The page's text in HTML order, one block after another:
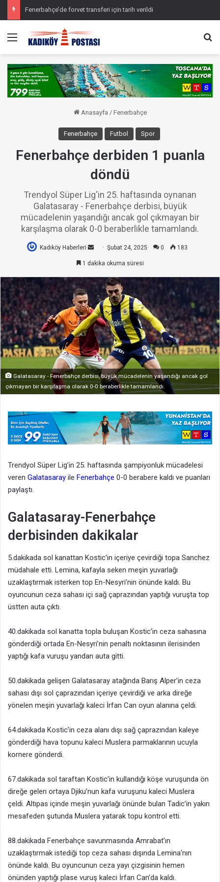
Fenerbahçe’de forvet transferi için tarih verildi
Menü
Anasayfa / Fenerbahçe
Fenerbahçe Futbol Spor
Fenerbahçe derbiden 1 puanla
döndü
Trendyol Süper Lig'in 25. haftasında oynanan
Galatasaray - Fenerbahçe derbisi, büyük
mücadelenin yaşandığı ancak gol çıkmayan bir
karşılaşma olarak 0-0 beraberlikle tamamlandı.
Kadıköy Haberleri
Bir
e-
göndermek
Şubat 24, 2025 0 183
1 dakika okuma süresi
Galatasaray - Fenerbahçe derbisi, büyük mücadelenin yaşandığı ancak gol
çıkmayan bir karşılaşma olarak 0-0 beraberlikle tamamlandı.
Trendyol Süper Lig’in 25. haftasında şampiyonluk mücadelesi
veren Galatasaray ile Fenerbahçe 0-0 berabere kaldı ve puanları
paylaştı.
Galatasaray-Fenerbahçe
derbisinden dakikalar
5.dakikada sol kanattan Kostic’in içeriye çevirdiği topa Sanchez
müdahale etti. Lemina, kafayla seken meşin yuvarlağı
uzaklaştırmak isterken top En-Nesyri’nin önünde kaldı. Bu
oyuncunun ceza sahası içi sağ çaprazından yaptığı vuruşta top
üstten auta çıktı.
40.dakikada sol kanatta topla buluşan Kostic’in ceza sahasına
gönderdiği ortada En-Nesyri’nin penaltı noktasının ilerisinden
yaptığı kafa vuruşu yandan auta gitti.
50.dakikada gelişen Galatasaray atağında Barış Alper’in ceza
sahası dışı sol çaprazından içeriye çevirdiği ve arka direğe
yönelen meşin yuvarlağı kaleci İrfan Can oyun alanına çeldi.
64.dakikada Kostic’in ceza alanı dışı sağ çaprazından kaleye
gönderdiği hava topunu kaleci Muslera parmaklarının ucuyla
kornere gönderdi.
67.dakikada sol taraftan Kostic’in kullandığı köşe vuruşunda ön
direğe gelen ortaya Djiku’nun kafa vuruşunu kaleci Muslera
çeldi. Altıpas içinde meşin yuvarlağı önünde bulan Tadic’in yakın
mesafeden şutunda Muslera yatarak topu kontrol etti.
88.dakikada Fenerbahçe savunmasında Amrabat’ın
uzaklaştırmak istediği top ceza sahası dışında Lemina’nın
önünde kaldı. Bu oyuncunun ceza yayı çizgisinin hemen
önünden yaptığı plase vuruş kaleci İrfan Can’da kaldı.